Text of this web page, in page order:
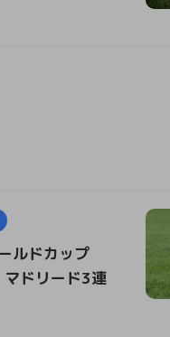
ルドカップ
ドリード3連